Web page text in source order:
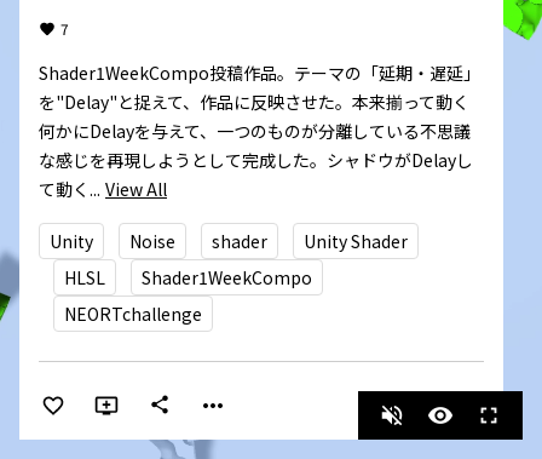
7
Shader1WeekCompo投稿作品。テーマの「延期・遅延」
を"Delay"と捉えて、作品に反映させた。本来揃って動く
何かにDelayを与えて、一つのものが分離している不思議
な感じを再現しようとして完成した。シャドウがDelayし
て動く... View All
Unity Noise shader
Unity Shader
HLSL
Shader1WeekCompo
NEORTchallenge
share more_horiz volume_off visibility fullscreen